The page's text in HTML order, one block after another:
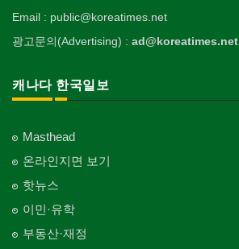
Email : public@koreatimes.net
광고문의(Advertising) : ad@koreatimes.net
캐나다 한국일보
Masthead
온라인지면 보기
핫뉴스
이민·유학
부동산·재정